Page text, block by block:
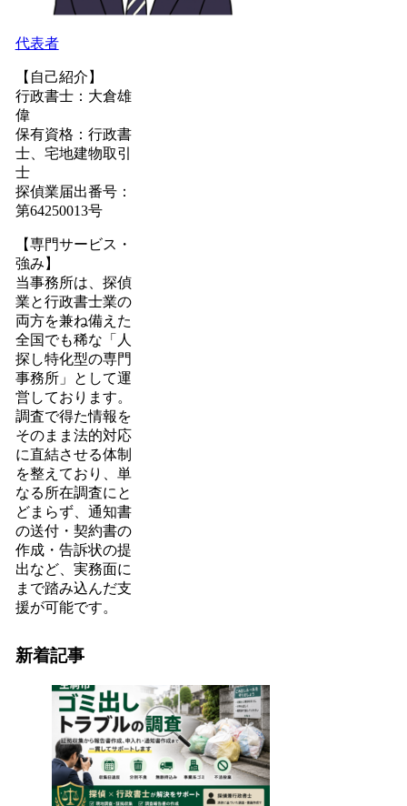
代表者
【自己紹介】
行政書士：大倉雄
偉
保有資格：行政書
士、宅地建物取引
士
探偵業届出番号：
第64250013号
【専門サービス・
強み】
当事務所は、探偵
業と行政書士業の
両方を兼ね備えた
全国でも稀な「人
探し特化型の専門
事務所」として運
営しております。
調査で得た情報を
そのまま法的対応
に直結させる体制
を整えており、単
なる所在調査にと
どまらず、通知書
の送付・契約書の
作成・告訴状の提
出など、実務面に
まで踏み込んだ支
援が可能です。
新着記事